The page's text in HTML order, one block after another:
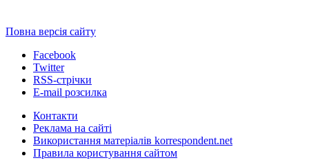
Повна версія сайту
Facebook
Twitter
RSS-стрічки
E-mail розсилка
Контакти
Реклама на сайті
Використання матеріалів korrespondent.net
Правила користування сайтом